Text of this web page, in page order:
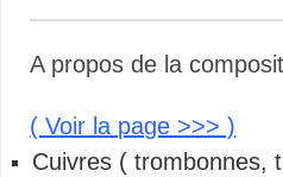
A propos de la
( Voir la page >>> )
Cuivres ( trombonnes,